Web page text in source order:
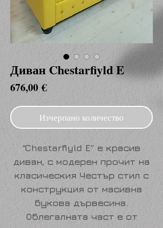
Диван Chestarfiyld E
676,00 €Цена
Изчерпано количество
“Chestarfiyld E” е красив
диван, с модерен прочит на
класическия Честър стил с
конструкция от масивна
букова дървесина.
Облегалната част е от